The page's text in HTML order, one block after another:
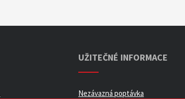
UŽITEČNÉ INFORMACE
Nezávazná poptávka